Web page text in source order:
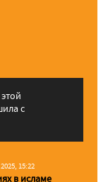
с
15:22
в исламе